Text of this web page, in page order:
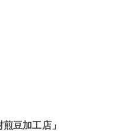
豆加工店」